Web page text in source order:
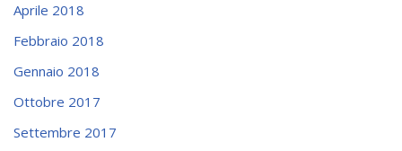
Aprile 2018
Febbraio 2018
Gennaio 2018
Ottobre 2017
Settembre 2017